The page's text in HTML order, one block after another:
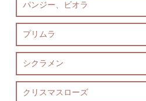
パンジー、ビオラ
プリムラ
シクラメン
クリスマスローズ